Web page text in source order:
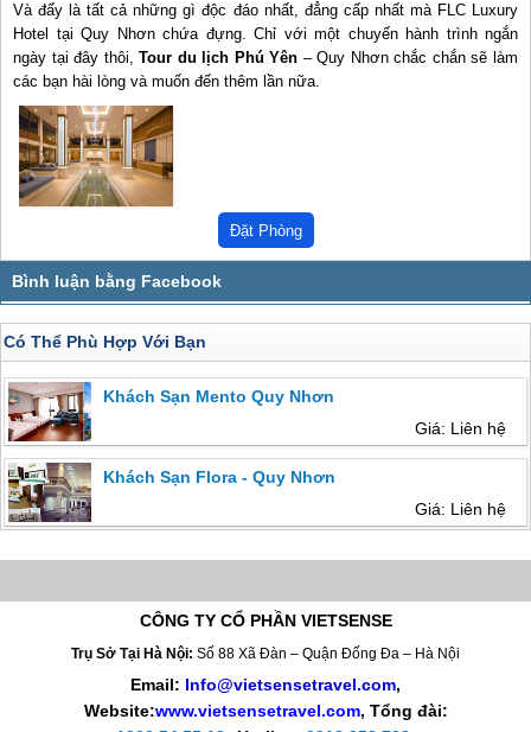
Và đấy là tất cả những gì độc đáo nhất, đẳng cấp nhất mà FLC Luxury
Hotel tại Quy Nhơn chứa đựng. Chỉ với một chuyến hành trình ngắn
ngày tại đây thôi,Tour du lịch Phú Yên – Quy Nhơn chắc chắn sẽ làm
các bạn hài lòng và muốn đến thêm lần nữa.
Có Thể Phù Hợp Với Bạn
Khách Sạn Mento Quy Nhơn
Giá: Liên hệ
Khách Sạn Flora - Quy Nhơn
Giá: Liên hệ
CÔNG TY CỔ PHẦN VIETSENSE
Trụ Sở Tại Hà Nội: Số 88 Xã Đàn – Quận Đống Đa – Hà Nội
Email: Info@vietsensetravel.com,
Website:www.vietsensetravel.com, Tổng đài: